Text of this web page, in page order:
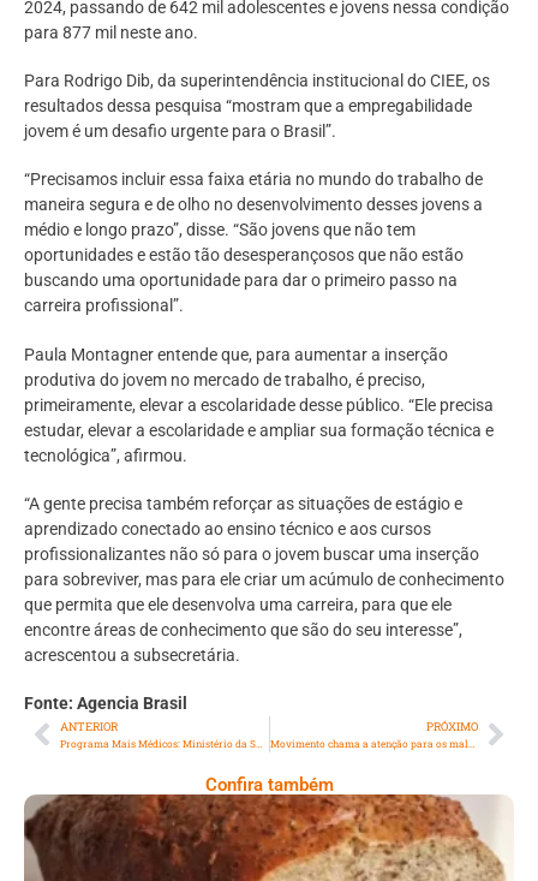
2024, passando de 642 mil adolescentes e jovens nessa condição
para 877 mil neste ano.
Para Rodrigo Dib, da superintendência institucional do CIEE, os
resultados dessa pesquisa “mostram que a empregabilidade
jovem é um desafio urgente para o Brasil”.
“Precisamos incluir essa faixa etária no mundo do trabalho de
maneira segura e de olho no desenvolvimento desses jovens a
médio e longo prazo”, disse. “São jovens que não tem
oportunidades e estão tão desesperançosos que não estão
buscando uma oportunidade para dar o primeiro passo na
carreira profissional”.
Paula Montagner entende que, para aumentar a inserção
produtiva do jovem no mercado de trabalho, é preciso,
primeiramente, elevar a escolaridade desse público. “Ele precisa
estudar, elevar a escolaridade e ampliar sua formação técnica e
tecnológica”, afirmou.
“A gente precisa também reforçar as situações de estágio e
aprendizado conectado ao ensino técnico e aos cursos
profissionalizantes não só para o jovem buscar uma inserção
para sobreviver, mas para ele criar um acúmulo de conhecimento
que permita que ele desenvolva uma carreira, para que ele
encontre áreas de conhecimento que são do seu interesse”,
acrescentou a subsecretária.
Fonte: Agencia Brasil
ANTERIOR PRÓXIMO
Confira também